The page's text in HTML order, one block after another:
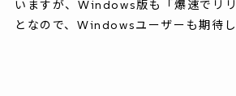
いますが、Windows版も「爆速でリ
となので、Windowsユーザーも期待し